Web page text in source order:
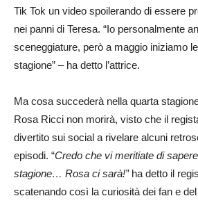
Tik Tok un video spoilerando di essere
nei panni di Teresa. “Io personalmente
sceneggiature, però a maggio iniziamo
stagione” – ha detto l’attrice.
Ma cosa succederà nella quarta
Rosa Ricci non morirà, visto che il
divertito sui social a rivelare alcuni
episodi. “Credo che vi meritiate di
stagione… Rosa ci sarà!” ha detto il
scatenando così la curiosità dei fan e